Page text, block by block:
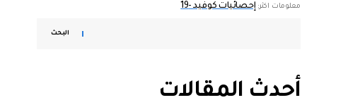
معلومات اكثر: إحصائيات كوفيد -19
البحث
أحدث المقالات